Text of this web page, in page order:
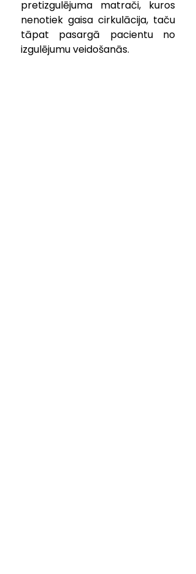
pretizgulējuma matrači, kuros
nenotiek gaisa cirkulācija, taču
tāpat pasargā pacientu no
izgulējumu veidošanās.